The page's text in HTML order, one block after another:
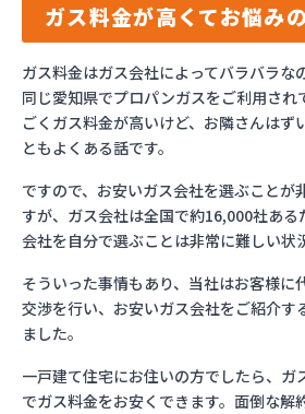
ガス料金が高くてお悩み
ガス料金はガス会社によってバラバラな
同じ愛知県でプロパンガスをご利用され
ごくガス料金が高いけど、お隣さんは
ともよくある話です。
ですので、お安いガス会社を選ぶことが
すが、ガス会社は全国で約16,000社ある
会社を自分で選ぶことは非常に難しい状
そういった事情もあり、当社はお客様に
交渉を行い、お安いガス会社をご紹介す
ました。
一戸建て住宅にお住いの方でしたら、ガ
でガス料金をお安くできます。面倒な解